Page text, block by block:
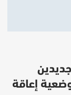
إعاقة